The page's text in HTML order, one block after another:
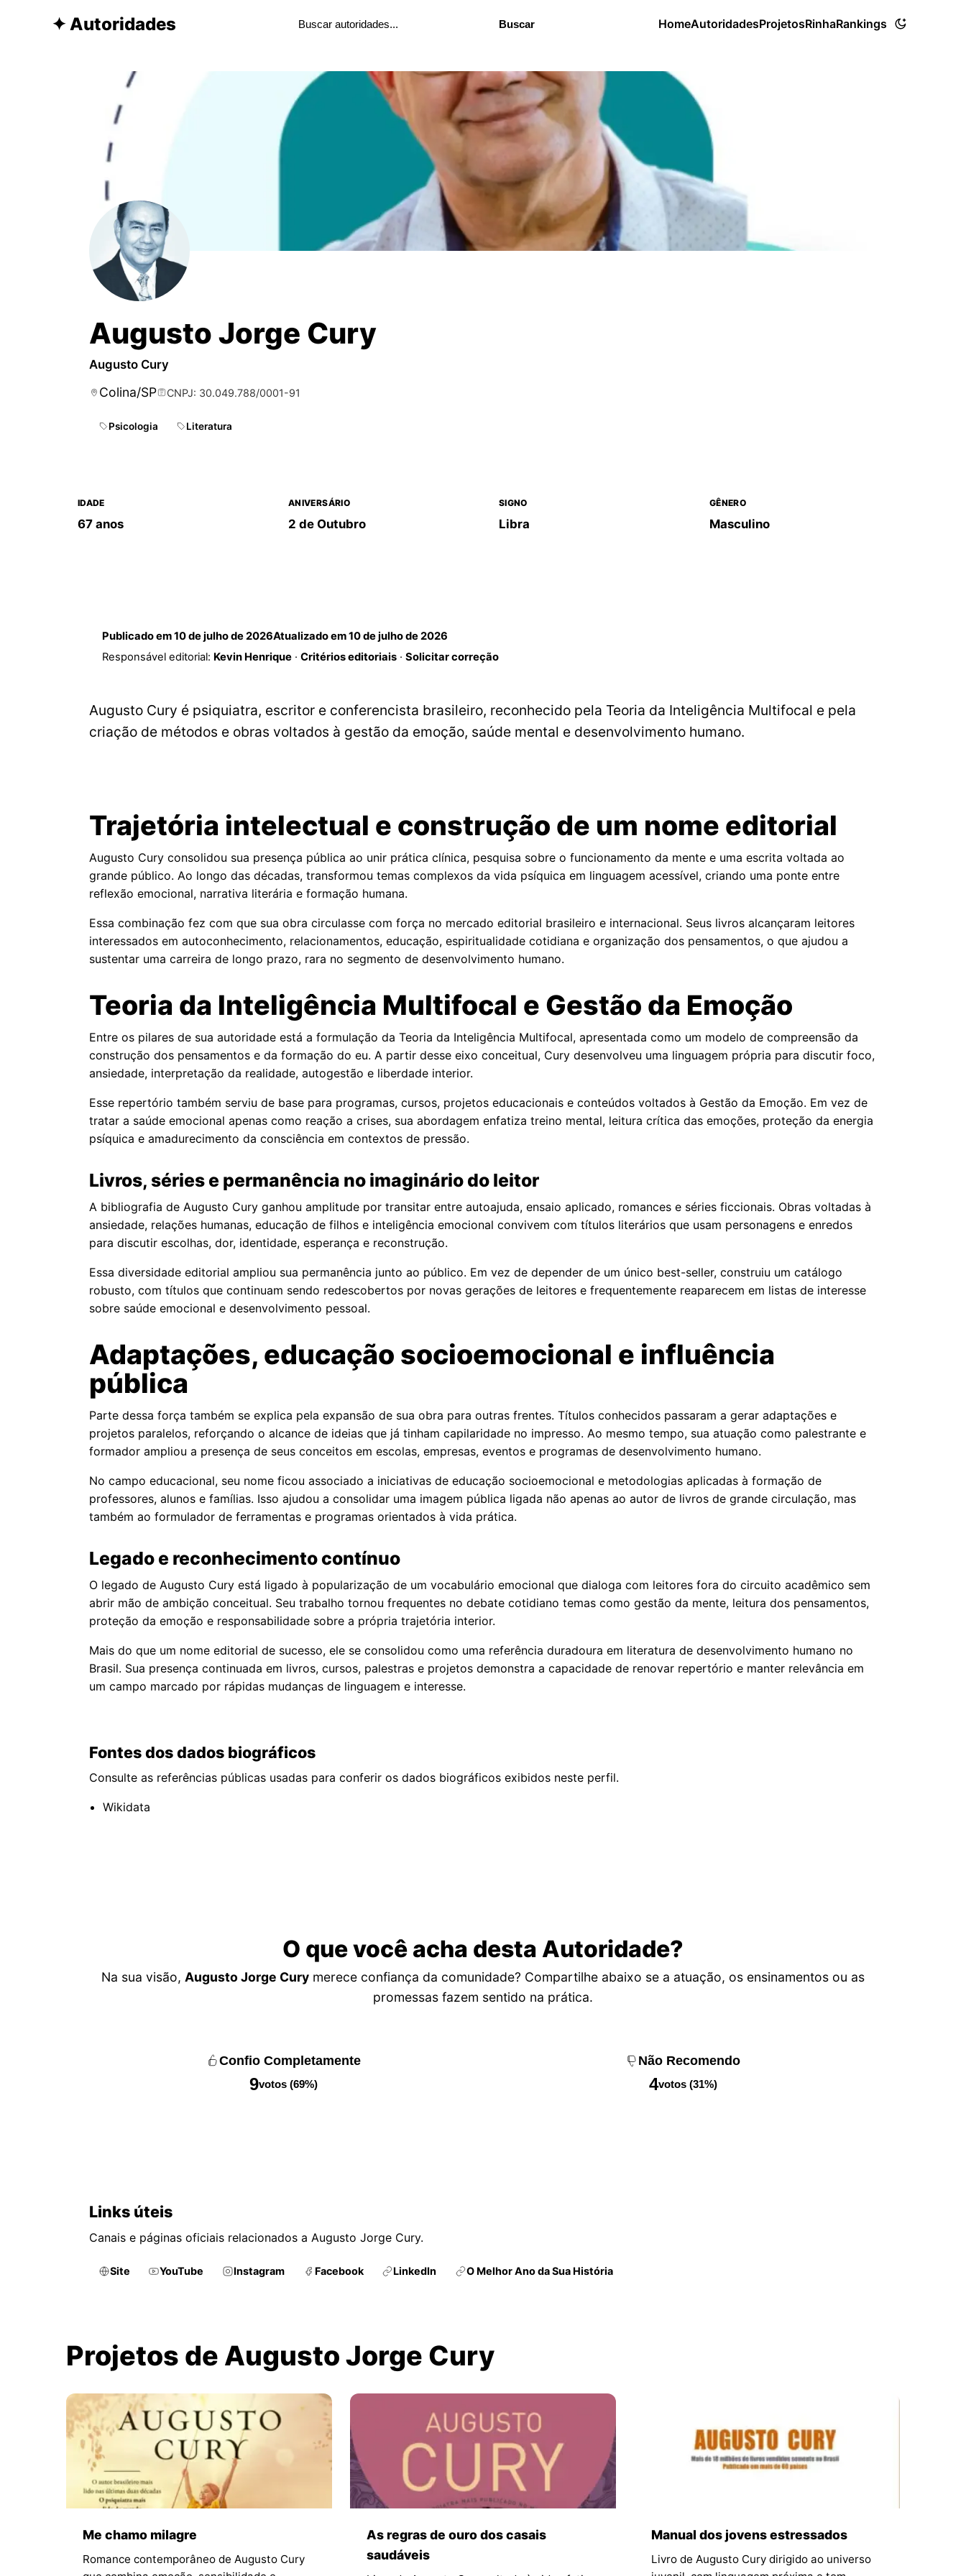
✦ Autoridades Buscar HomeAutoridadesProjetosRinhaRankings
Augusto Jorge Cury
Augusto Cury
Colina/SP CNPJ: 30.049.788/0001-91
Psicologia Literatura
IDADE
67 anos
ANIVERSÁRIO
2 de Outubro
SIGNO
Libra
GÊNERO
Masculino
Publicado em10 de julho de 2026Atualizado em10 de julho de 2026
Responsável editorial: Kevin Henrique· Critérios editoriais· Solicitar correção
Augusto Cury é psiquiatra, escritor e conferencista brasileiro, reconhecido pela Teoria da Inteligência Multifocal e pela
criação de métodos e obras voltados à gestão da emoção, saúde mental e desenvolvimento humano.
Trajetória intelectual e construção de um nome editorial
Augusto Cury consolidou sua presença pública ao unir prática clínica, pesquisa sobre o funcionamento da mente e uma escrita voltada ao
grande público. Ao longo das décadas, transformou temas complexos da vida psíquica em linguagem acessível, criando uma ponte entre
reflexão emocional, narrativa literária e formação humana.
Essa combinação fez com que sua obra circulasse com força no mercado editorial brasileiro e internacional. Seus livros alcançaram leitores
interessados em autoconhecimento, relacionamentos, educação, espiritualidade cotidiana e organização dos pensamentos, o que ajudou a
sustentar uma carreira de longo prazo, rara no segmento de desenvolvimento humano.
Teoria da Inteligência Multifocal e Gestão da Emoção
Entre os pilares de sua autoridade está a formulação da Teoria da Inteligência Multifocal, apresentada como um modelo de compreensão da
construção dos pensamentos e da formação do eu. A partir desse eixo conceitual, Cury desenvolveu uma linguagem própria para discutir foco,
ansiedade, interpretação da realidade, autogestão e liberdade interior.
Esse repertório também serviu de base para programas, cursos, projetos educacionais e conteúdos voltados à Gestão da Emoção. Em vez de
tratar a saúde emocional apenas como reação a crises, sua abordagem enfatiza treino mental, leitura crítica das emoções, proteção da energia
psíquica e amadurecimento da consciência em contextos de pressão.
Livros, séries e permanência no imaginário do leitor
A bibliografia de Augusto Cury ganhou amplitude por transitar entre autoajuda, ensaio aplicado, romances e séries ficcionais. Obras voltadas à
ansiedade, relações humanas, educação de filhos e inteligência emocional convivem com títulos literários que usam personagens e enredos
para discutir escolhas, dor, identidade, esperança e reconstrução.
Essa diversidade editorial ampliou sua permanência junto ao público. Em vez de depender de um único best-seller, construiu um catálogo
robusto, com títulos que continuam sendo redescobertos por novas gerações de leitores e frequentemente reaparecem em listas de interesse
sobre saúde emocional e desenvolvimento pessoal.
Adaptações, educação socioemocional e influência
pública
Parte dessa força também se explica pela expansão de sua obra para outras frentes. Títulos conhecidos passaram a gerar adaptações e
projetos paralelos, reforçando o alcance de ideias que já tinham capilaridade no impresso. Ao mesmo tempo, sua atuação como palestrante e
formador ampliou a presença de seus conceitos em escolas, empresas, eventos e programas de desenvolvimento humano.
No campo educacional, seu nome ficou associado a iniciativas de educação socioemocional e metodologias aplicadas à formação de
professores, alunos e famílias. Isso ajudou a consolidar uma imagem pública ligada não apenas ao autor de livros de grande circulação, mas
também ao formulador de ferramentas e programas orientados à vida prática.
Legado e reconhecimento contínuo
O legado de Augusto Cury está ligado à popularização de um vocabulário emocional que dialoga com leitores fora do circuito acadêmico sem
abrir mão de ambição conceitual. Seu trabalho tornou frequentes no debate cotidiano temas como gestão da mente, leitura dos pensamentos,
proteção da emoção e responsabilidade sobre a própria trajetória interior.
Mais do que um nome editorial de sucesso, ele se consolidou como uma referência duradoura em literatura de desenvolvimento humano no
Brasil. Sua presença continuada em livros, cursos, palestras e projetos demonstra a capacidade de renovar repertório e manter relevância em
um campo marcado por rápidas mudanças de linguagem e interesse.
Fontes dos dados biográficos
Consulte as referências públicas usadas para conferir os dados biográficos exibidos neste perfil.
Wikidata
O que você acha desta Autoridade?
Na sua visão, Augusto Jorge Cury merece confiança da comunidade? Compartilhe abaixo se a atuação, os ensinamentos ou as
promessas fazem sentido na prática.
Confio Completamente
9votos (69%)
Não Recomendo
4votos (31%)
Links úteis
Canais e páginas oficiais relacionados a Augusto Jorge Cury.
Site YouTube Instagram Facebook LinkedIn O Melhor Ano da Sua História
Projetos de Augusto Jorge Cury
Me chamo milagre
Romance contemporâneo de Augusto Cury
As regras de ouro dos casais
saudáveis
Manual dos jovens estressados
Livro de Augusto Cury dirigido ao universo